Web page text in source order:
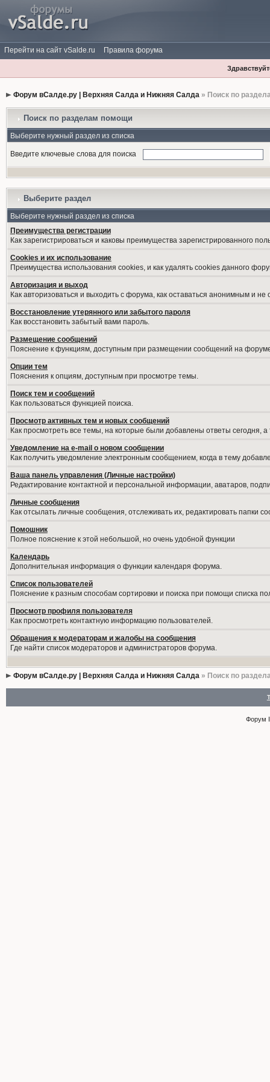
Перейти на сайт vSalde.ru Правила форума
Форум вСалде.ру | Верхняя Салда и Нижняя Салда» Поиск по
Поиск по разделам помощи
Выберите нужный раздел из списка
Введите ключевые слова для поиска
Выберите раздел
Выберите нужный раздел из списка
Преимущества регистрации
Как зарегистрироваться и каковы преимущества зарегистрированного
Cookies и их использование
Преимущества использования cookies, и как удалять cookies данного
Авторизация и выход
Как авторизоваться и выходить с форума, как оставаться анонимным и
Восстановление утерянного или забытого пароля
Как восстановить забытый вами пароль.
Размещение сообщений
Пояснение к функциям, доступным при размещении сообщений на
Опции тем
Пояснения к опциям, доступным при просмотре темы.
Поиск тем и сообщений
Как пользоваться функцией поиска.
Просмотр активных тем и новых сообщений
Как просмотреть все темы, на которые были добавлены ответы сегодня,
Уведомление на е-mail о новом сообщении
Как получить уведомление электронным сообщением, когда в тему
Ваша панель управления (Личные настройки)
Редактирование контактной и персональной информации, аватаров,
Личные сообщения
Как отсылать личные сообщения, отслеживать их, редактировать папки
Помошник
Полное пояснение к этой небольшой, но очень удобной функции
Календарь
Дополнительная информация о функции календаря форума.
Список пользователей
Пояснение к разным способам сортировки и поиска при помощи списка
Просмотр профиля пользователя
Как просмотреть контактную информацию пользователей.
Обращения к модераторам и жалобы на сообщения
Где найти список модераторов и администраторов форума.
Форум вСалде.ру | Верхняя Салда и Нижняя Салда» Поиск по
Форум